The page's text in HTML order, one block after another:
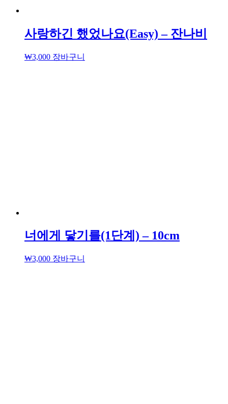
사랑하긴 했었나요(Easy) – 잔나비
₩3,000 장바구니
너에게 닿기를(1단계) – 10cm
₩3,000 장바구니